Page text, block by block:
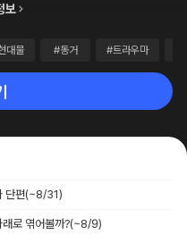
보
대물 #동거 #트라우마
단편(~8/31)
로 엮어볼까?(~8/9)